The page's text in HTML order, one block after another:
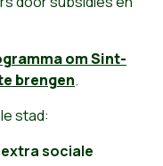
om Sint-
brengen.
stad:
sociale